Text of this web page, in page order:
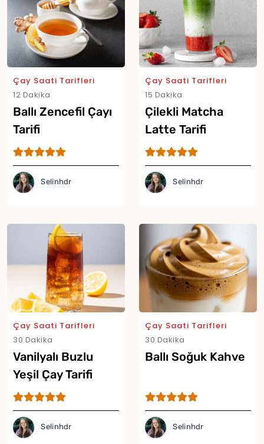
Çay Saati Tarifleri
12 Dakika
Ballı Zencefil Çayı
Tarifi
Selinhdr
Çay Saati Tarifleri
15 Dakika
Çilekli Matcha
Latte Tarifi
Selinhdr
Çay Saati Tarifleri
30 Dakika
Vanilyalı Buzlu
Yeşil Çay Tarifi
Selinhdr
Çay Saati Tarifleri
30 Dakika
Ballı Soğuk Kahve
Selinhdr